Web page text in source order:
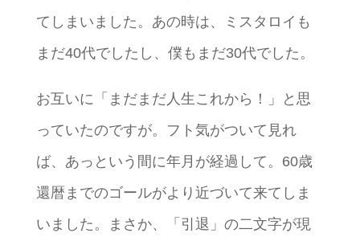
てしまいました。あの時は、ミスタロイも
まだ40代でしたし、僕もまだ30代でした。
お互いに「まだまだ人生これから！」と思
っていたのですが。フト気がついて見れ
ば、あっという間に年月が経過して。60歳
還暦までのゴールがより近づいて来てしま
いました。まさか、「引退」の二文字が現